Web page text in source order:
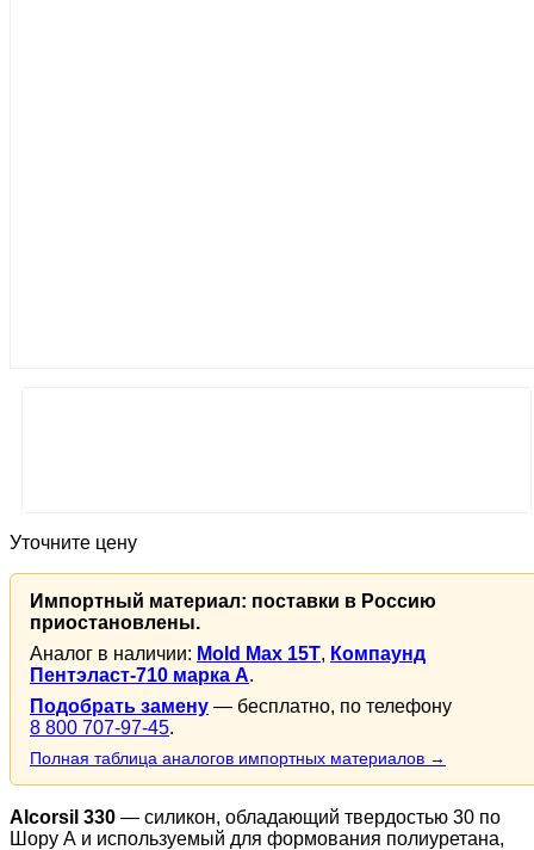
Уточните цену
Импортный материал: поставки в Россию
приостановлены.
Аналог в наличии: Mold Max 15T, Компаунд
Пентэласт-710 марка А.
Подобрать замену — бесплатно, по телефону
8 800 707-97-45.
Полная таблица аналогов импортных материалов →
Alcorsil 330 — силикон, обладающий твердостью 30 по
Шору А и используемый для формования полиуретана,